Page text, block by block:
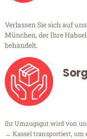
Verlassen Sie sich auf
München, der Ihre
behandelt.
Ihr Umzugsgut wird von
→ Kassel transportiert, um